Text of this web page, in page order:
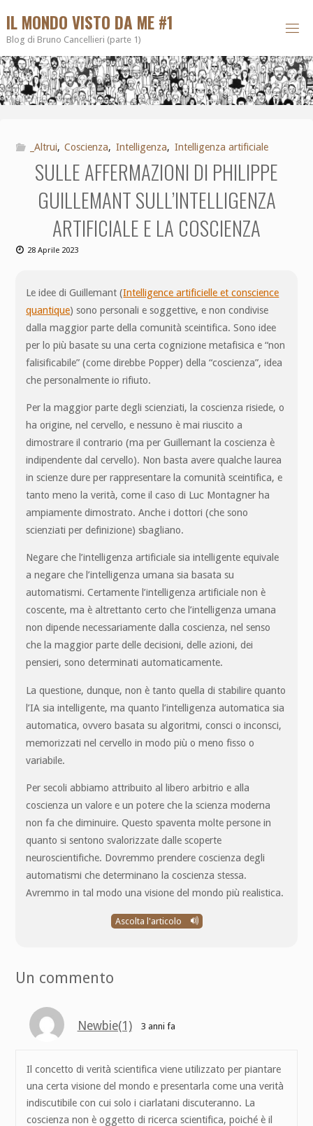
IL MONDO VISTO DA ME #1
Blog di Bruno Cancellieri (parte 1)
_Altrui, Coscienza, Intelligenza, Intelligenza artificiale
SULLE AFFERMAZIONI DI PHILIPPE
GUILLEMANT SULL’INTELLIGENZA
ARTIFICIALE E LA COSCIENZA
28 Aprile 2023
Le idee di Guillemant (Intelligence artificielle et conscience
quantique) sono personali e soggettive, e non condivise
dalla maggior parte della comunità sceintifica. Sono idee
per lo più basate su una certa cognizione metafisica e “non
falisificabile” (come direbbe Popper) della “coscienza”, idea
che personalmente io rifiuto.
Per la maggior parte degli scienziati, la coscienza risiede, o
ha origine, nel cervello, e nessuno è mai riuscito a
dimostrare il contrario (ma per Guillemant la coscienza è
indipendente dal cervello). Non basta avere qualche laurea
in scienze dure per rappresentare la comunità sceintifica, e
tanto meno la verità, come il caso di Luc Montagner ha
ampiamente dimostrato. Anche i dottori (che sono
scienziati per definizione) sbagliano.
Negare che l’intelligenza artificiale sia intelligente equivale
a negare che l’intelligenza umana sia basata su
automatismi. Certamente l’intelligenza artificiale non è
coscente, ma è altrettanto certo che l’intelligenza umana
non dipende necessariamente dalla coscienza, nel senso
che la maggior parte delle decisioni, delle azioni, dei
pensieri, sono determinati automaticamente.
La questione, dunque, non è tanto quella di stabilire quanto
l’IA sia intelligente, ma quanto l’intelligenza automatica sia
automatica, ovvero basata su algoritmi, consci o inconsci,
memorizzati nel cervello in modo più o meno fisso o
variabile.
Per secoli abbiamo attribuito al libero arbitrio e alla
coscienza un valore e un potere che la scienza moderna
non fa che diminuire. Questo spaventa molte persone in
quanto si sentono svalorizzate dalle scoperte
neuroscientifiche. Dovremmo prendere coscienza degli
automatismi che determinano la coscienza stessa.
Avremmo in tal modo una visione del mondo più realistica.
Ascolta l'articolo
Un commento
Newbie(1) 3 anni fa
Il concetto di verità scientifica viene utilizzato per piantare
una certa visione del mondo e presentarla come una verità
indiscutibile con cui solo i ciarlatani discuteranno. La
coscienza non è oggetto di ricerca scientifica, poiché è il